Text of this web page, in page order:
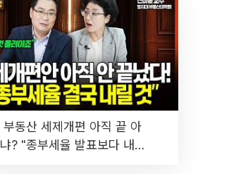
부동산 세제개편 아직 끝 아
냐? "종부세율 발표보다 내릴